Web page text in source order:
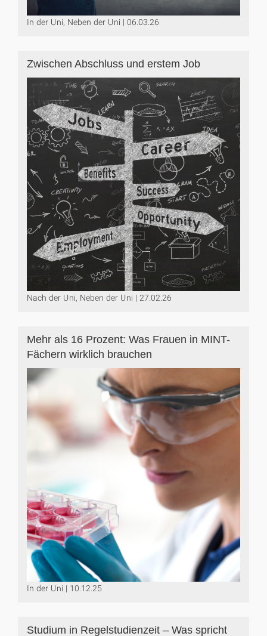
In der Uni, Neben der Uni | 06.03.26
Zwischen Abschluss und erstem Job
Nach der Uni, Neben der Uni | 27.02.26
Mehr als 16 Prozent: Was Frauen in MINT-
Fächern wirklich brauchen
In der Uni | 10.12.25
Studium in Regelstudienzeit – Was spricht